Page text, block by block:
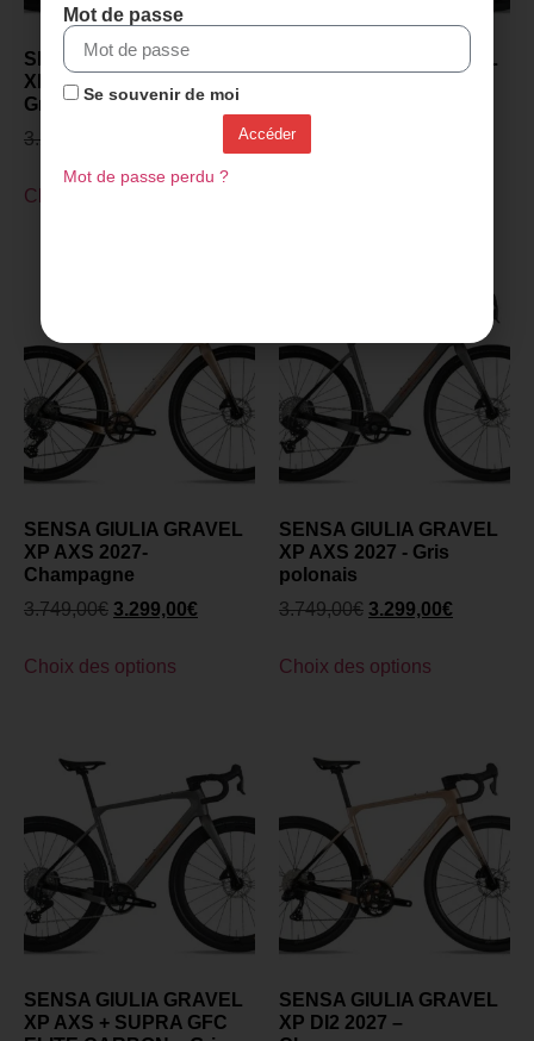
SENSA GIULIA GRAVEL
XP PROJECT Z 2027 -
Gris polonais
3.299,00
Choix des options
SENSA GIULIA GRAVEL
3.299,00
SENSA GIULIA GRAVEL
XP AXS 2027-
Champagne
3.749,00€ 3.299,00€
Choix des options
SENSA GIULIA GRAVEL
XP AXS 2027 - Gris
polonais
3.749,00€ 3.299,00€
Choix des options
SENSA GIULIA GRAVEL
XP AXS + SUPRA GFC
SENSA GIULIA GRAVEL
XP DI2 2027 –
Mot de passe
Se souvenir de moi
Accéder
Mot de passe perdu ?